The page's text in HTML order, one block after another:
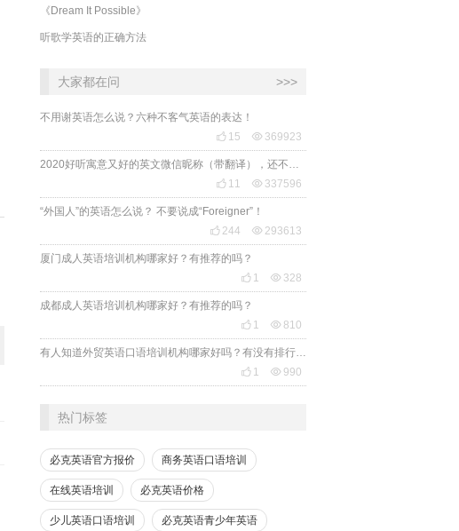
《Dream It Possible》
听歌学英语的正确方法
大家都在问 >>>
不用谢英语怎么说？六种不客气英语的表达！
 15  369923
 11  337596
“外国人”的英语怎么说？ 不要说成“Foreigner”！
 244  293613
厦门成人英语培训机构哪家好？有推荐的吗？
 1  328
成都成人英语培训机构哪家好？有推荐的吗？
 1  810
 1  990
热门标签
必克英语官方报价 商务英语口语培训
在线英语培训 必克英语价格
少儿英语口语培训 必克英语青少年英语